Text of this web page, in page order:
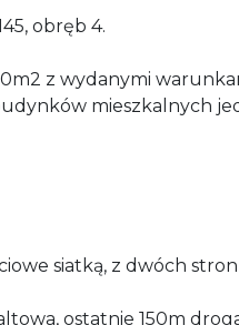
obręb 4.
z wydanymi
mieszkalnych
siatką, z dwóch stron
ostatnie 150m